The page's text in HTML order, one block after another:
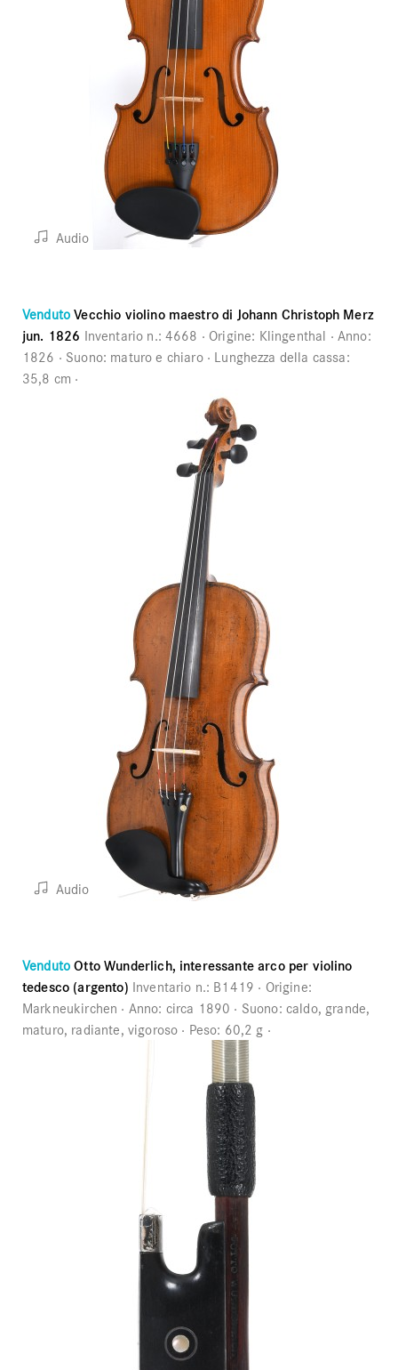
Audio
VendutoVecchio violino maestro di Johann Christoph Merz
jun. 1826 Inventario n.:4668 Origine: Klingenthal
Anno:
1826
Suono: maturo e chiaro
Lunghezza della cassa:
35,8 cm
Audio
VendutoOtto Wunderlich, interessante arco per violino
tedesco (argento) Inventario n.: B1419
Origine:
Markneukirchen
Anno: circa 1890 Suono: caldo, grande,
maturo, radiante, vigoroso
Peso: 60,2 g